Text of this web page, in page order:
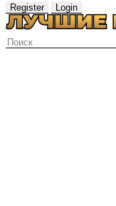
Register Login